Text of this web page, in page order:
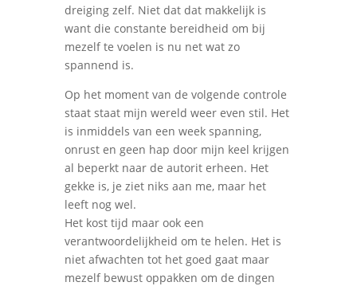
dreiging zelf. Niet dat dat makkelijk is
want die constante bereidheid om bij
mezelf te voelen is nu net wat zo
spannend is.
Op het moment van de volgende controle
staat staat mijn wereld weer even stil. Het
is inmiddels van een week spanning,
onrust en geen hap door mijn keel krijgen
al beperkt naar de autorit erheen. Het
gekke is, je ziet niks aan me, maar het
leeft nog wel.
Het kost tijd maar ook een
verantwoordelijkheid om te helen. Het is
niet afwachten tot het goed gaat maar
mezelf bewust oppakken om de dingen